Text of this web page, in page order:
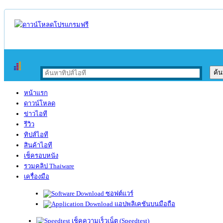
หน้าแรก
ดาวน์โหลด
ข่าวไอที
รีวิว
ทิปส์ไอที
สินค้าไอที
เช็ครอบหนัง
รวมคลิป Thaiware
เครื่องมือ
ซอฟต์แวร์
แอปพลิเคชันบนมือถือ
เช็คความเร็วเน็ต (Speedtest)